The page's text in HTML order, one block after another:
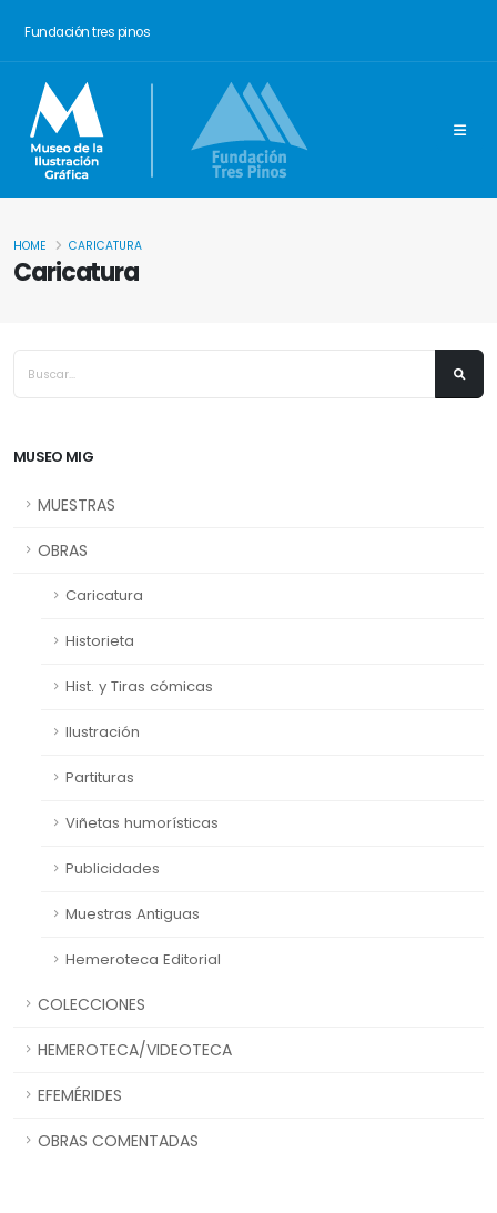
Fundación tres pinos
Caricatura
HOME CARICATURA
MUSEO MIG
MUESTRAS
OBRAS
Caricatura
Historieta
Hist. y Tiras cómicas
Ilustración
Partituras
Viñetas humorísticas
Publicidades
Muestras Antiguas
Hemeroteca Editorial
COLECCIONES
HEMEROTECA/VIDEOTECA
EFEMÉRIDES
OBRAS COMENTADAS